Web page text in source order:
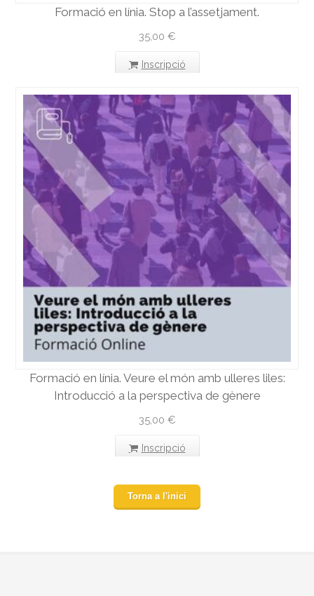
Formació en línia. Stop a l’assetjament.
35,00 €
Inscripció
Formació en línia. Veure el món amb ulleres liles:
Introducció a la perspectiva de gènere
35,00 €
Inscripció
Torna a l'inici